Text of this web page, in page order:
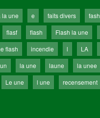
la une e faits divers fash
flasf flash Flash la une
flash incendie l LA
la une laune la unee
Le une l une recensement